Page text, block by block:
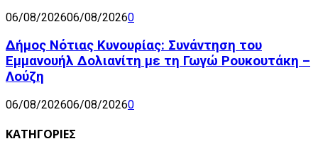
06/08/202606/08/20260
Δήμος Νότιας Κυνουρίας: Συνάντηση του
Εμμανουήλ Δολιανίτη με τη Γωγώ Ρουκουτάκη –
Λούζη
06/08/202606/08/20260
ΚΑΤΗΓΟΡΙΕΣ